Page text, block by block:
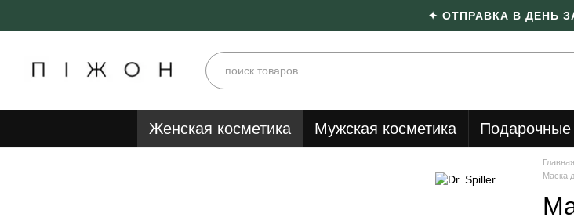
✦ ОТПРАВКА В ДЕНЬ
Женская косметика Мужская косметика
Главная
Маска